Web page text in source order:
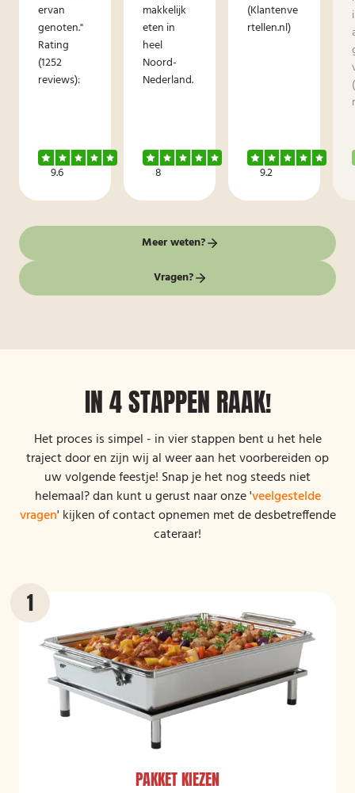
ervan
genoten."
Rating
(1252
reviews):
9.6
makkelijk
eten in
heel
Noord-
Nederland.
8
(Klantenve
rtellen.nl)
9.2
Meer weten?
Vragen?
IN 4 STAPPEN RAAK!
Het proces is simpel - in vier stappen bent u het hele
traject door en zijn wij al weer aan het voorbereiden op
uw volgende feestje! Snap je het nog steeds niet
helemaal? dan kunt u gerust naar onze 'veelgestelde
vragen' kijken of contact opnemen met de desbetreffende
cateraar!
PAKKET KIEZEN